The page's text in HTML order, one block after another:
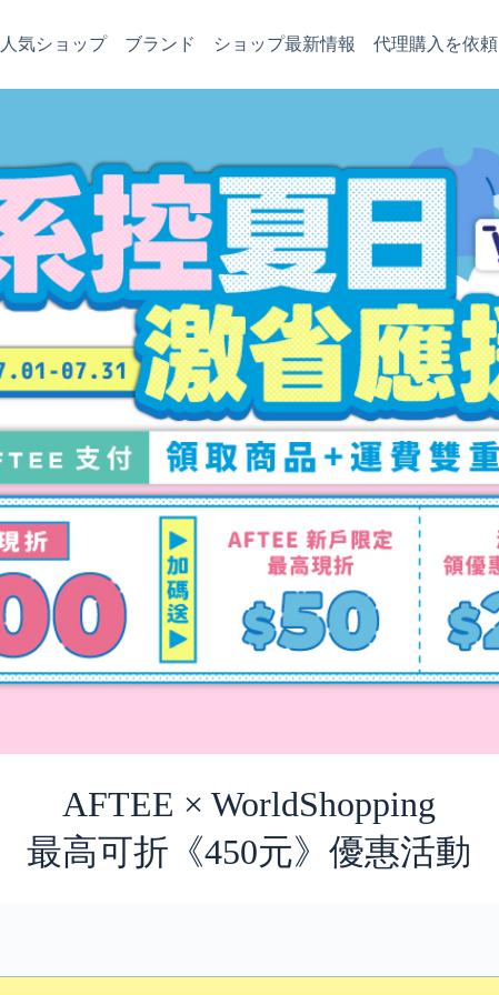
人気ショップ ブランド ショップ最新情報 代理購入を依頼
AFTEE × WorldShopping
最高可折《450元》優惠活動